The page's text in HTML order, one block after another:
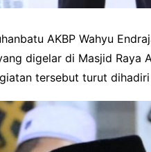
AKBP Wahyu
digelar di Masjid Raya
tersebut turut